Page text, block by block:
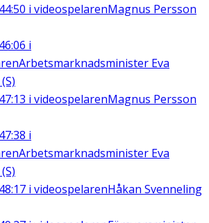
44:50 i videospelarenMagnus Persson
46:06 i
Arbetsmarknadsminister Eva
47:13 i videospelarenMagnus Persson
47:38 i
Arbetsmarknadsminister Eva
48:17 i videospelarenHåkan Svenneling